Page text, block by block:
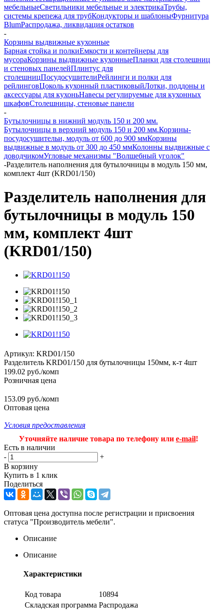
мебельныеСветильники мебельные и электрикаТрубы,
системы крепежа для трубКондукторы и шаблоныФурнитура
BlumРаспродажа, ликвидация остатков
-
Корзины выдвижные кухонные
Барная стойка и полкиЕмкости и контейнеры для
мусораКорзины выдвижные кухонныеПланки для столешниц
и стеновых панелейПлинтус для
столешницПосудосушителиРейлинги и полки для
рейлинговЦоколь кухонный пластиковыйЛотки, поддоны и
аксессуары для кухоньНавесы регулируемые для кухонных
шкафовСтолешницы, стеновые панели
-
Бутылочницы в нижний модуль 150 и 200 мм.
Бутылочницы в верхний модуль 150 и 200 мм.Корзины-
посудосушительи, модуль от 600 до 900 ммКорзины
выдвижные в модуль от 300 до 450 ммКолонны выдвижные с
доводчикомУгловые механизмы "Волшебный уголок"
-Разделитель наполнения для бутылочницы в модуль 150 мм,
комплект 4шт (KRD01/150)
Разделитель наполнения для
бутылочницы в модуль 150
мм, комплект 4шт
(KRD01/150)
Артикул: KRD01/150
Разделитель KRD01/150 для бутылочницы 150мм, к-т 4шт
199.02 руб./комп
Розничная цена
153.09 руб./комп
Оптовая цена
Условия предоставления
Уточняйте наличие товара по телефону или e-mail!
Есть в наличии
-
+
В корзину
Купить в 1 клик
Поделиться
Оптовая цена доступна после регистрации и присвоения
статуса "Производитель мебели".
Описание
Описание
Характеристики
Код товара
10894
Складская программа Распродажа